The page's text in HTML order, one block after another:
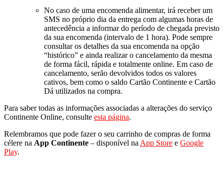
No caso de uma encomenda alimentar, irá receber um
SMS no próprio dia da entrega com algumas horas de
antecedência a informar do período de chegada previsto
da sua encomenda (intervalo de 1 hora). Pode sempre
consultar os detalhes da sua encomenda na opção
“histórico” e ainda realizar o cancelamento da mesma
de forma fácil, rápida e totalmente online. Em caso de
cancelamento, serão devolvidos todos os valores
cativos, bem como o saldo Cartão Continente e Cartão
Dá utilizados na compra.
Para saber todas as informações associadas a alterações do serviço
Continente Online, consulte esta página.
Relembramos que pode fazer o seu carrinho de compras de forma
célere na App Continente – disponível na App Store e Google
Play.